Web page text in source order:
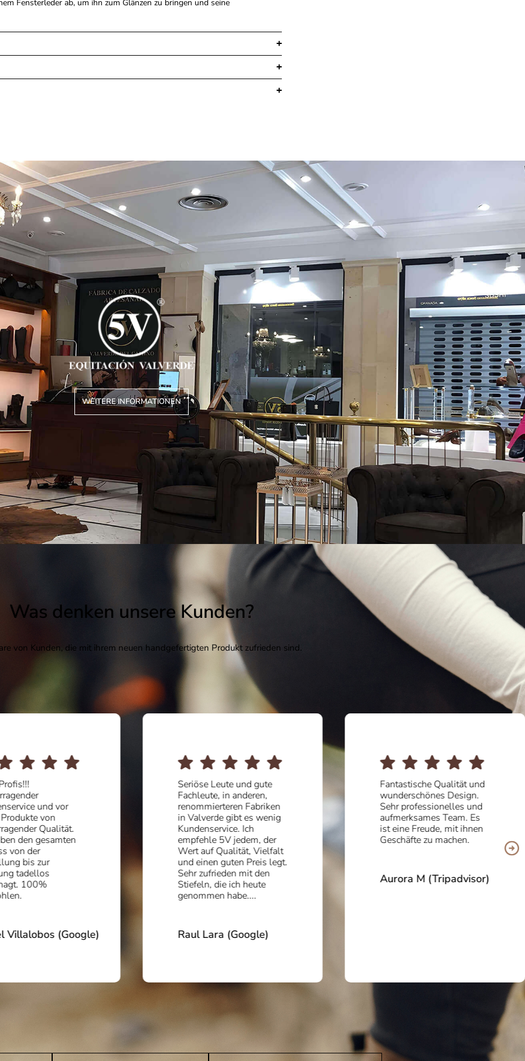
Fensterleder ab, um ihn zum Glänzen zu bringen und seine
WEITERE INFORMATIONEN
Was denken unsere Kunden?
von Kunden, die mit ihrem neuen handgefertigten Produkt zufrieden sind.
und vor
von
Qualität.
den gesamten
von der
bis zur
tadellos
100%
Villalobos (Google)
Seriöse Leute und gute
Fachleute, in anderen,
renommierteren Fabriken
in Valverde gibt es wenig
Kundenservice. Ich
empfehle 5V jedem, der
Wert auf Qualität, Vielfalt
und einen guten Preis legt.
Sehr zufrieden mit den
Stiefeln, die ich heute
genommen habe....
Raul Lara (Google)
Fantastische Qualität und
wunderschönes Design.
Sehr professionelles und
aufmerksames Team. Es
ist eine Freude, mit ihnen
Geschäfte zu machen.
Aurora M (Tripadvisor)